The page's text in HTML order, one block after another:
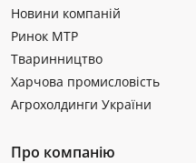
Новини компаній
Ринок МТР
Тваринництво
Харчова промисловість
Агрохолдинги України
Про компанію